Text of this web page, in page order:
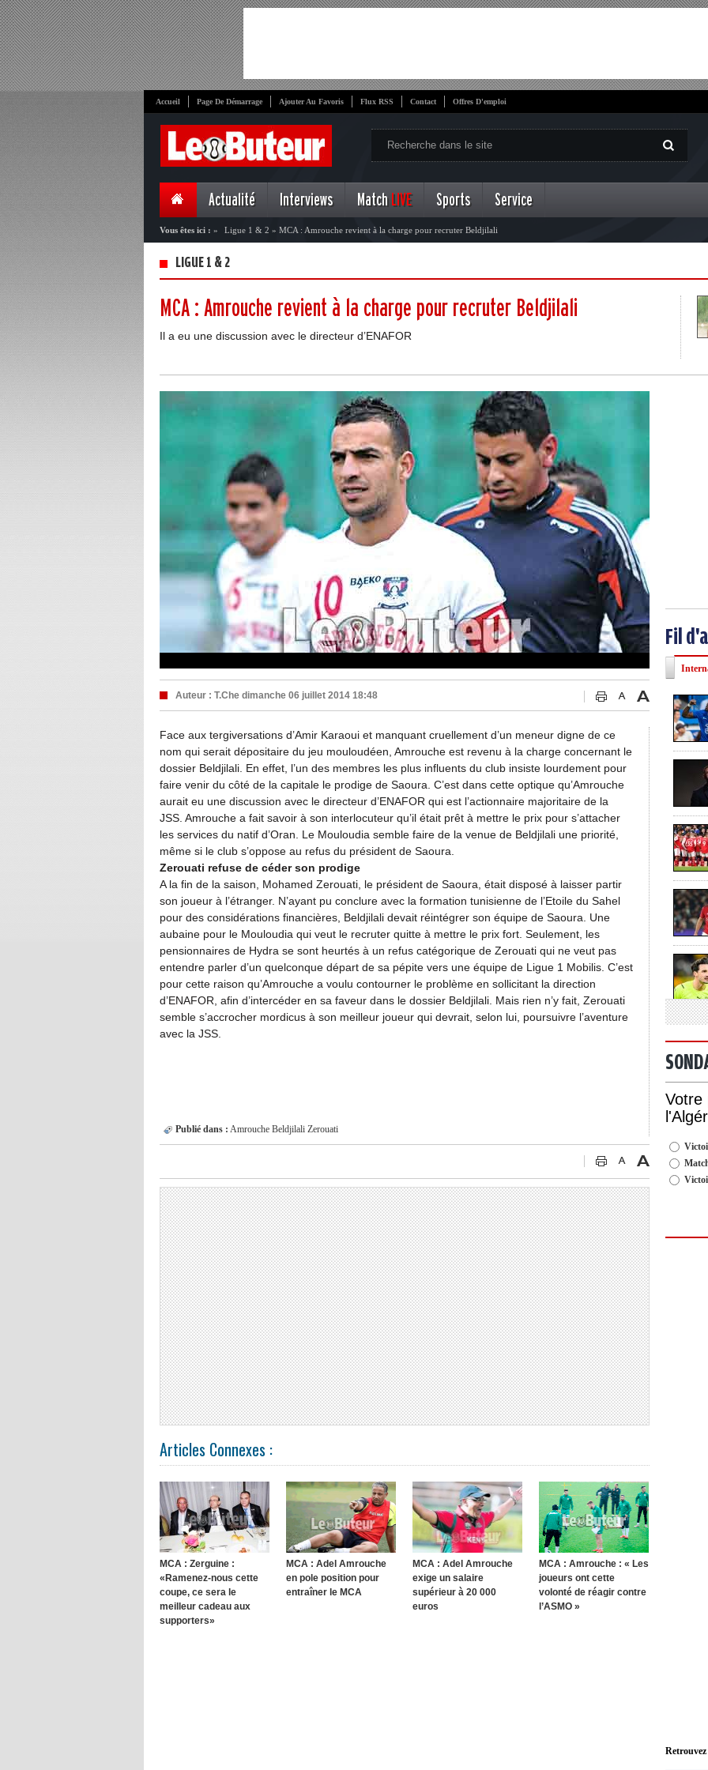
Accueil Page De Démarrage Ajouter Au Favoris Flux RSS Contact Offres D'emploi
Actualité Interviews Match LIVE Sports Service
Vous êtes ici : » Ligue 1 & 2 » MCA : Amrouche revient à la charge pour recruter Beldjilali
LIGUE 1 & 2
MCA : Amrouche revient à la charge pour recruter Beldjilali
Il a eu une discussion avec le directeur d’ENAFOR
Auteur : T.Che dimanche 06 juillet 2014 18:48
Face aux tergiversations d’Amir Karaoui et manquant cruellement d’un meneur digne de ce
nom qui serait dépositaire du jeu mouloudéen, Amrouche est revenu à la charge concernant le
dossier Beldjilali. En effet, l’un des membres les plus influents du club insiste lourdement pour
faire venir du côté de la capitale le prodige de Saoura. C’est dans cette optique qu’Amrouche
aurait eu une discussion avec le directeur d’ENAFOR qui est l’actionnaire majoritaire de la
JSS. Amrouche a fait savoir à son interlocuteur qu’il était prêt à mettre le prix pour s’attacher
les services du natif d’Oran. Le Mouloudia semble faire de la venue de Beldjilali une priorité,
même si le club s’oppose au refus du président de Saoura.
Zerouati refuse de céder son prodige
A la fin de la saison, Mohamed Zerouati, le président de Saoura, était disposé à laisser partir
son joueur à l’étranger. N’ayant pu conclure avec la formation tunisienne de l’Etoile du Sahel
pour des considérations financières, Beldjilali devait réintégrer son équipe de Saoura. Une
aubaine pour le Mouloudia qui veut le recruter quitte à mettre le prix fort. Seulement, les
pensionnaires de Hydra se sont heurtés à un refus catégorique de Zerouati qui ne veut pas
entendre parler d’un quelconque départ de sa pépite vers une équipe de Ligue 1 Mobilis. C’est
pour cette raison qu’Amrouche a voulu contourner le problème en sollicitant la direction
d’ENAFOR, afin d’intercéder en sa faveur dans le dossier Beldjilali. Mais rien n’y fait, Zerouati
semble s’accrocher mordicus à son meilleur joueur qui devrait, selon lui, poursuivre l’aventure
avec la JSS.
Publié dans : Amrouche Beldjilali Zerouati
Articles Connexes :
MCA : Zerguine :
«Ramenez-nous cette
coupe, ce sera le
meilleur cadeau aux
supporters»
MCA : Adel Amrouche
en pole position pour
entraîner le MCA
MCA : Adel Amrouche
exige un salaire
supérieur à 20 000
euros
MCA : Amrouche : « Les
joueurs ont cette
volonté de réagir contre
l’ASMO »
Fil
Votre